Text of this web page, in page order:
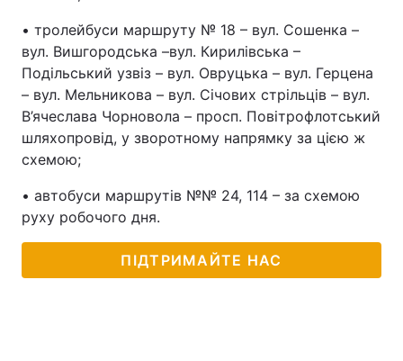
• тролейбуси маршруту № 18 – вул. Сошенка –
вул. Вишгородська –вул. Кирилівська –
Подільський узвіз – вул. Овруцька – вул. Герцена
– вул. Мельникова – вул. Січових стрільців – вул.
В’ячеслава Чорновола – просп. Повітрофлотський
шляхопровід, у зворотному напрямку за цією ж
схемою;
• автобуси маршрутів №№ 24, 114 – за схемою
руху робочого дня.
ПІДТРИМАЙТЕ НАС